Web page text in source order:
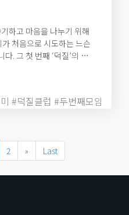
하고 마음을 나누기 위해
처음으로 시도하는 느슨
. 그 첫 번째 ‘덕질’의 대
이야기를 이곳에 남겨둘게
#덕질클럽 #두번째모임
2 » Last